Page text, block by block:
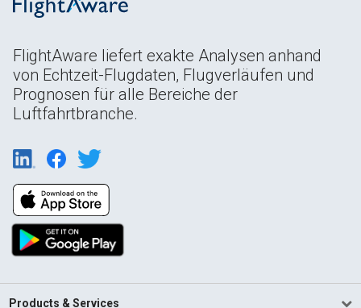
FlightAware liefert exakte Analysen anhand
von Echtzeit-Flugdaten, Flugverläufen und
Prognosen für alle Bereiche der
Luftfahrtbranche.
Products & Services